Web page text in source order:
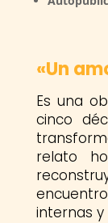
«Un
Es una
cinco
relato
internas